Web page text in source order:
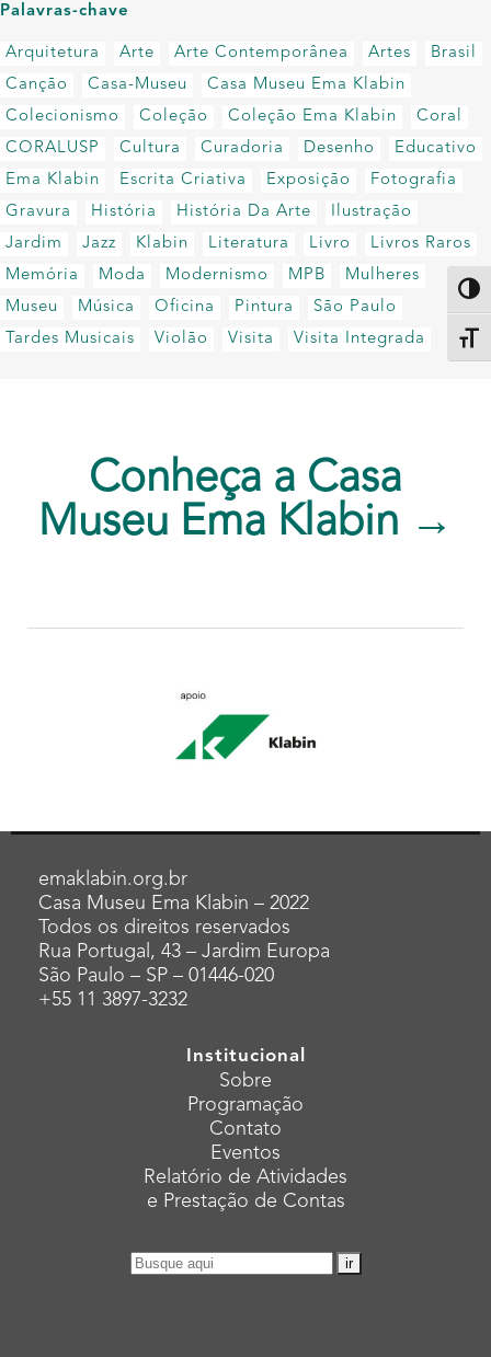
Palavras-chave
Arquitetura Arte Arte Contemporânea Artes
Brasil
Canção
Casa-Museu
Casa Museu Ema Klabin
Colecionismo
Coleção Coleção Ema Klabin
Coral
CORALUSP
Cultura Curadoria Desenho
Educativo
Ema Klabin
Escrita Criativa Exposição
Fotografia
Gravura
História História Da Arte
Ilustração
Jardim
Jazz Klabin Literatura Livro
Livros Raros
Memória
Moda Modernismo MPB
Mulheres
Museu
Música Oficina Pintura
São Paulo
Tardes Musicais
Violão Visita Visita Integrada
Conheça a Casa
Museu Ema Klabin →
emaklabin.org.br
Casa Museu Ema Klabin – 2022
Todos os direitos reservados
Rua Portugal, 43 – Jardim Europa
São Paulo – SP – 01446-020
+55 11 3897-3232
Institucional
Sobre
Programação
Contato
Eventos
Relatório de Atividades
e Prestação de Contas